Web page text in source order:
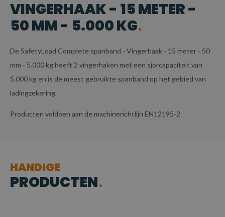
VINGERHAAK - 15 METER -
50 MM - 5.000 KG
De SafetyLoad Complete spanband - Vingerhaak - 15 meter - 50
mm - 5.000 kg heeft 2 vingerhaken met een sjorcapaciteit van
5.000 kg en is de meest gebruikte spanband op het gebied van
ladingzekering.
Producten voldoen aan de machinerichtlijn EN12195-2
HANDIGE
PRODUCTEN